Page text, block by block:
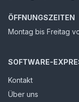
ÖFFNUNGSZEITEN
Montag bis Freitag
SOFTWARE-
Kontakt
Über uns